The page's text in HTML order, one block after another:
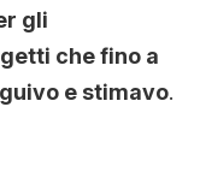
gli
che fino a
e stimavo.